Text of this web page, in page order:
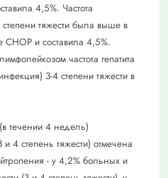
4,5%. Частота
тяжести была выше в
CHOP и составила 4,5%.
частота гепатита
3-4 степени тяжести в
течении 4 недель)
4 степень тяжести) отмечена
- у 4,2% больных и